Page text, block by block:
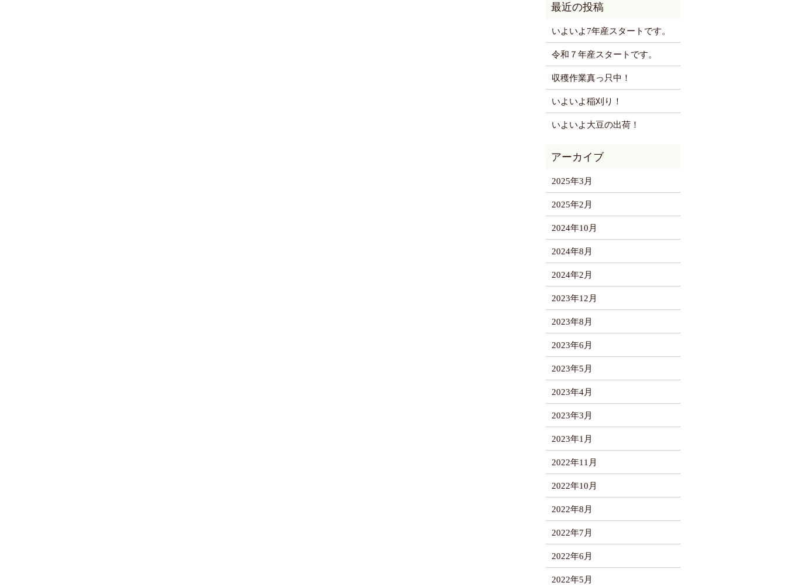
いよいよ7年産スタートです。
令和７年産スタートです。
収穫作業真っ只中！
いよいよ稲刈り！
いよいよ大豆の出荷！
2025年3月
2025年2月
2024年10月
2024年8月
2024年2月
2023年12月
2023年8月
2023年6月
2023年5月
2023年4月
2023年3月
2023年1月
2022年11月
2022年10月
2022年8月
2022年7月
2022年6月
2022年5月